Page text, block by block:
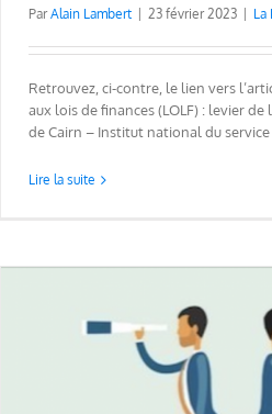
ParAlain Lambert 23 février 2023 La
Retrouvez, ci-contre, le lien vers
aux lois de finances (LOLF) : levier
de Cairn – Institut national du
Lire la suite